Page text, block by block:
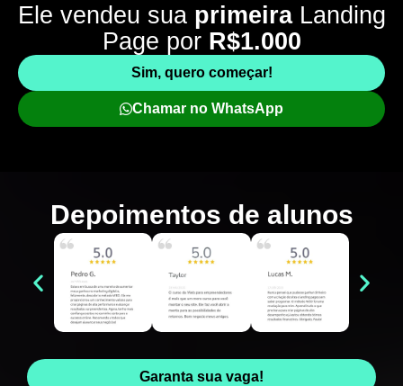
Ele vendeu sua primeira Landing
Page por R$1.000
Sim, quero começar!
Chamar no WhatsApp
Depoimentos de alunos
Garanta sua vaga!